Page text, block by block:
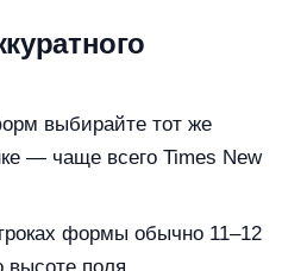
выбирайте тот же
— чаще всего Times New
формы обычно 11–12
поля